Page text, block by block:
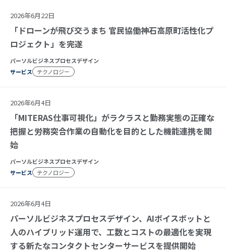
2026年6月22日
「ドローンが飛び交うまち 官民協働神石高原町活性化プ
ロジェクト」を完遂
パーソルビジネスプロセスデザイン
サービス
テクノロジー
2026年6月4日
「MITERAS仕事可視化」がラクラスと勤務実態の正確な
把握と労務突合作業の自動化を目的とした機能連携を開
始
パーソルビジネスプロセスデザイン
サービス
テクノロジー
2026年6月4日
パーソルビジネスプロセスデザイン、AIボイスボットと
人のハイブリッド運用で、工数とコストの最適化を実現
する新たなコンタクトセンターサービスを提供開始